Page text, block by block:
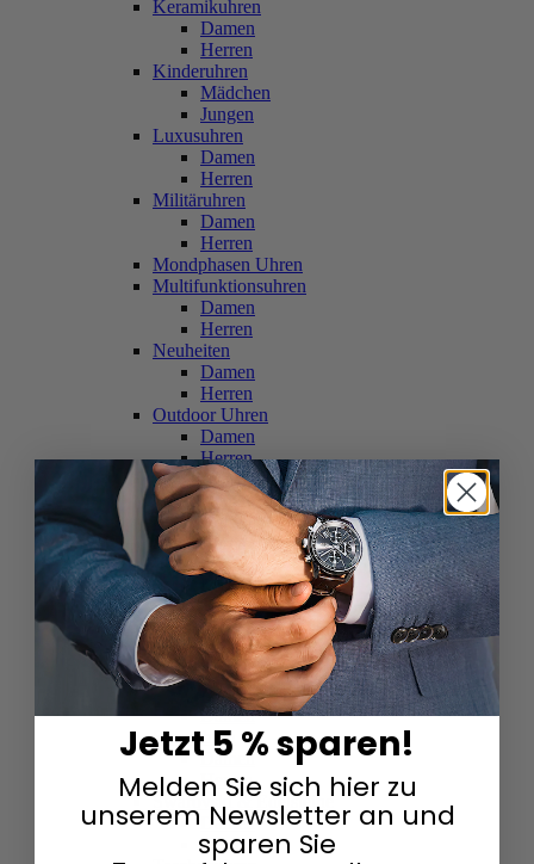
Keramikuhren
Damen
Herren
Kinderuhren
Mädchen
Jungen
Luxusuhren
Damen
Herren
Militäruhren
Damen
Herren
Mondphasen Uhren
Multifunktionsuhren
Damen
Herren
Neuheiten
Damen
Herren
Outdoor Uhren
Damen
Herren
Schweizer Uhren
Damen
Herren
Skelettuhren
Damen
Herren
Smartwatches
Damen
Herren
Solaruhren
Herren
Damen
Sportuhren
Damen
Herren
Swarovski & Edelsteine
Damen
Herren
Jetzt 5 % sparen!
Melden Sie sich hier zu
unserem Newsletter an und
sparen Sie